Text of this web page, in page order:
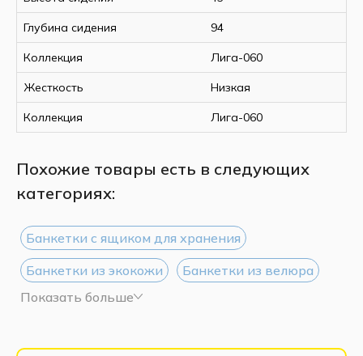
Глубина сидения 94
Коллекция Лига-060
Жесткость Низкая
Коллекция Лига-060
Похожие товары есть в следующих
категориях:
Банкетки с ящиком для хранения
Банкетки из экокожи
Банкетки из велюра
Белые банкетки
Показать больше